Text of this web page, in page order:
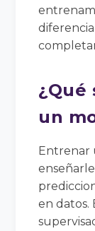
un
Entrenar
en datos.